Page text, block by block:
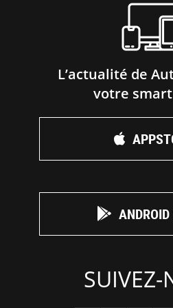
L’actualité de
votre
SUIVEZ-